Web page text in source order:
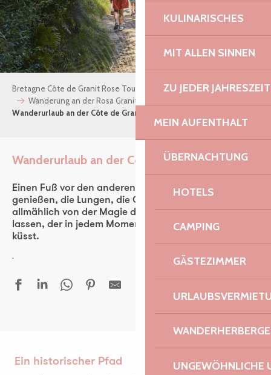
KULINARISCHES
MIT ALLEN SINNEN
ZU JEDER JAHRESZEIT
MEIN AUFENTHALT
ÜBERNACHTUNG
HOTELS
CAMPING
GÄSTEZIMMER
UNGEWÖHNLICHE
Bretagne Côte de Granit Rose Tourismus
Nach Lust und Laune
Wanderung an der Rosa Granitküste
Wanderurlaub an der Côte de Granit Rose
Wanderurlaub an der Côte de Granit Rose
Einen Fuß vor den anderen setzen. Die Aussicht
genießen, die Lungen, die Ohren… Und sich
allmählich von der Magie des GR34 anstecken
lassen, der in jedem Moment den Meereshorizont
küsst.
.
Ein historischer Pfad